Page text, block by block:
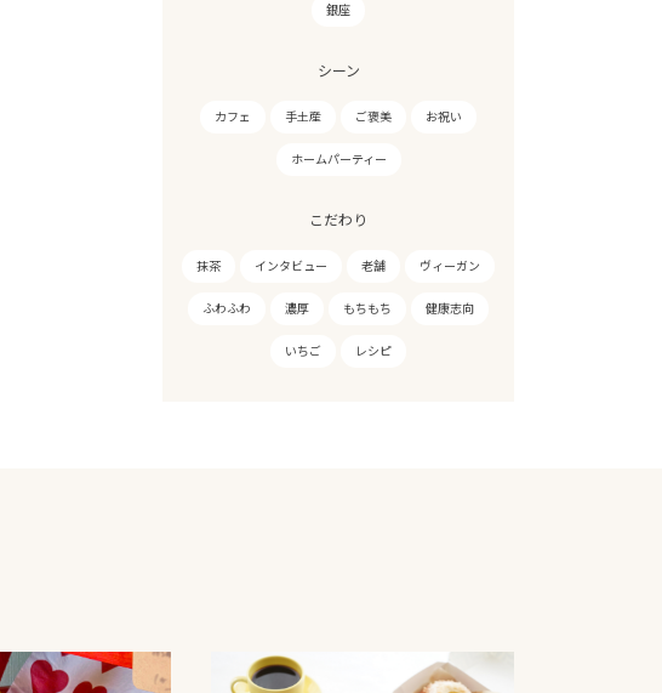
銀座
シーン
カフェ 手土産 ご褒美 お祝い
ホームパーティー
こだわり
抹茶 インタビュー 老舗 ヴィーガン
ふわふわ 濃厚 もちもち 健康志向
いちご レシピ